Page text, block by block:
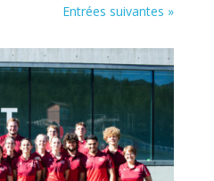
Entrées suivantes »